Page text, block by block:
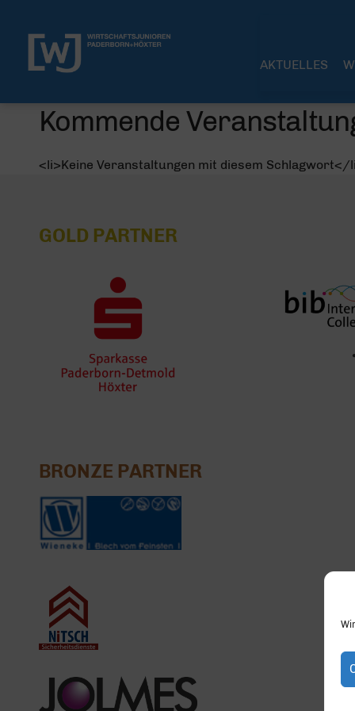
AKTUELLES
Kommende
<li>Keine Veranstaltungen mit diesem Schlagwort</
GOLD PARTNER
BRONZE PARTNER